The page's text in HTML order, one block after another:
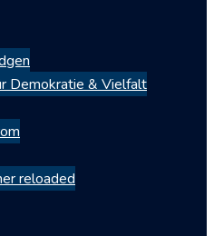
Demokratie & Vielfalt
reloaded